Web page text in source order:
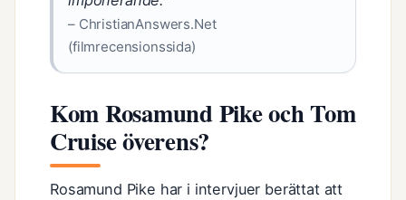
– ChristianAnswers.Net
(filmrecensionssida)
Kom Rosamund Pike och Tom
Cruise överens?
Rosamund Pike har i intervjuer berättat att